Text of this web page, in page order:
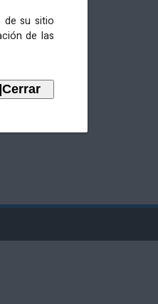
de su sitio
de las